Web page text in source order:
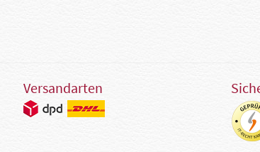
Versandarten